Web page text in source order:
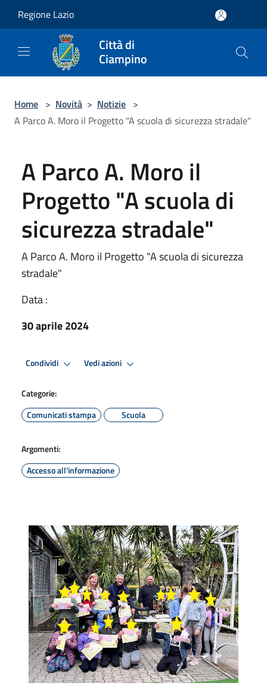
Regione Lazio
Città di
Ciampino
Home > Novità > Notizie >
A Parco A. Moro il Progetto "A scuola di sicurezza stradale"
A Parco A. Moro il
Progetto "A scuola di
sicurezza stradale"
A Parco A. Moro il Progetto "A scuola di sicurezza
stradale"
Data :
30 aprile 2024
Condividi Vedi azioni
Categorie:
Comunicati stampa
Scuola
Argomenti:
Accesso all'informazione